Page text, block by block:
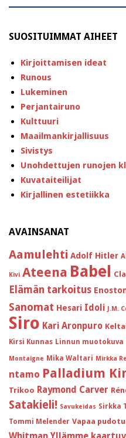
SUOSITUIMMAT AIHEET
Kirjoittamisen ideat
Runous
Lukeminen
Perjantairuno
Kulttuuri
Maailmankirjallisuus
Sivistys
Unohdettujen runojen
Kuvataiteilijat
Kirjallinen estetiikka
AVAINSANAT
Aamulehti Adolf Hitler
Kivi Ateena Babel
Elämän tarkoitus
Sanomat Hesari Idoli J.M.
Siro Kari Aronpuro
Kirsi Kunnas Linnun muotokuva
Montaigne Mika Waltari Mirkka
ntamo Palladium
Trikoo Raymond Carver
Satakieli! Savukeidas Sirkka
Tommi Melender Vapaa